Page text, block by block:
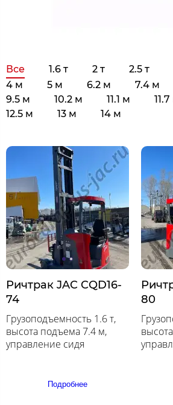
Все 1.6 т 2 т 2.5 т
4 м
5 м 6.2 м 7.4 м
9.5 м
10.2 м 11.1 м
12.5 м
13 м 14 м
Ричтрак JAC CQD16-
74
Грузоподъемность 1.6 т,
высота подъема 7.4 м,
управление сидя
Подробнее
80